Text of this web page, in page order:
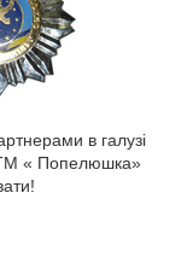
в галузі
ТМ « Попелюшка»